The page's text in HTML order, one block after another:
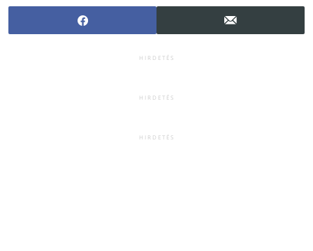
játékosan
HIRDETÉS
HIRDETÉS
HIRDETÉS